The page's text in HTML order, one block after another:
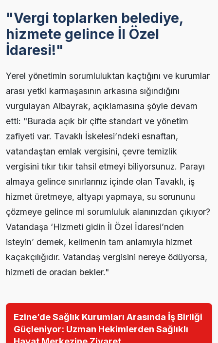
"Vergi toplarken belediye,
hizmete gelince İl Özel
İdaresi!"
Yerel yönetimin sorumluluktan kaçtığını ve kurumlar
arası yetki karmaşasının arkasına sığındığını
vurgulayan Albayrak, açıklamasına şöyle devam
etti: "Burada açık bir çifte standart ve yönetim
zafiyeti var. Tavaklı İskelesi’ndeki esnaftan,
vatandaştan emlak vergisini, çevre temizlik
vergisini tıkır tıkır tahsil etmeyi biliyorsunuz. Parayı
almaya gelince sınırlarınız içinde olan Tavaklı, iş
hizmet üretmeye, altyapı yapmaya, su sorununu
çözmeye gelince mi sorumluluk alanınızdan çıkıyor?
Vatandaşa ‘Hizmeti gidin İl Özel İdaresi’nden
isteyin’ demek, kelimenin tam anlamıyla hizmet
kaçakçılığıdır. Vatandaş vergisini nereye ödüyorsa,
hizmeti de oradan bekler."
Ezine’de Sağlık Kurumları Arasında İş Birliği
Güçleniyor: Uzman Hekimlerden Sağlıklı